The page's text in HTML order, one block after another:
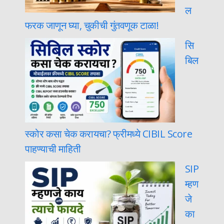
ल
फरक जाणून घ्या, चुकीची गुंतवणूक टाळा!
सि
बिल
स्कोर कसा चेक करायचा? फ्रीमध्ये CIBIL Score
पाहण्याची माहिती
SIP
म्हण
जे
का